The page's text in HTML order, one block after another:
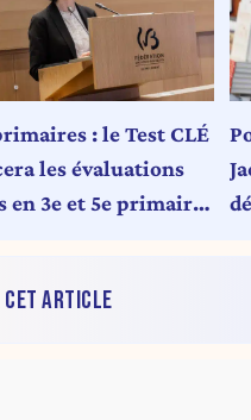
: le Test CLÉ
les évaluations
en 3e et 5e primaires
CET ARTICLE